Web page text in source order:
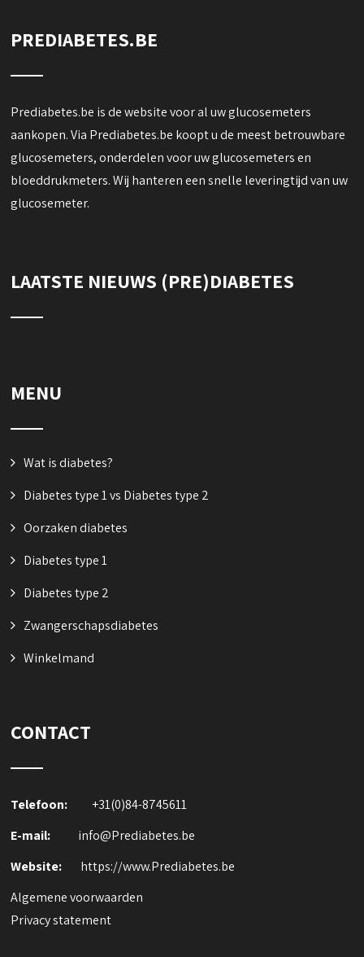
PREDIABETES.BE
Prediabetes.be is de website voor al uw glucosemeters
aankopen. Via Prediabetes.be koopt u de meest betrouwbare
glucosemeters, onderdelen voor uw glucosemeters en
bloeddrukmeters. Wij hanteren een snelle leveringtijd van uw
glucosemeter.
LAATSTE NIEUWS (PRE)DIABETES
MENU
Wat is diabetes?
Diabetes type 1 vs Diabetes type 2
Oorzaken diabetes
Diabetes type 1
Diabetes type 2
Zwangerschapsdiabetes
Winkelmand
CONTACT
Telefoon:
+31(0)84-8745611
E-mail:
info@Prediabetes.be
Website:
https://www.Prediabetes.be
Algemene voorwaarden
Privacy statement